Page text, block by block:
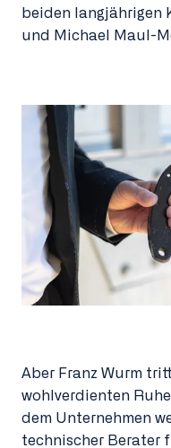
beiden langjährigen
und Michael Maul-
Aber Franz Wurm
wohlverdienten
dem Unternehmen
technischer Berater